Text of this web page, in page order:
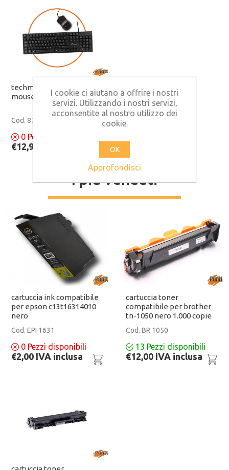
techmade kit di tastiera +
mouse usb
Cod. 8797
0 Pezzi disponibili
€12,99 IVA inclusa
I più venduti
cartuccia ink compatibile
per epson c13t16314010
nero
Cod. EPI 1631
0 Pezzi disponibili
€2,00 IVA inclusa
cartuccia toner
compatibile per brother
tn-1050 nero 1.000 copie
Cod. BR 1050
13 Pezzi disponibili
€12,00 IVA inclusa
I cookie ci aiutano a offrire i nostri
servizi. Utilizzando i nostri servizi,
acconsentite al nostro utilizzo dei
cookie.
OK
Approfondisci